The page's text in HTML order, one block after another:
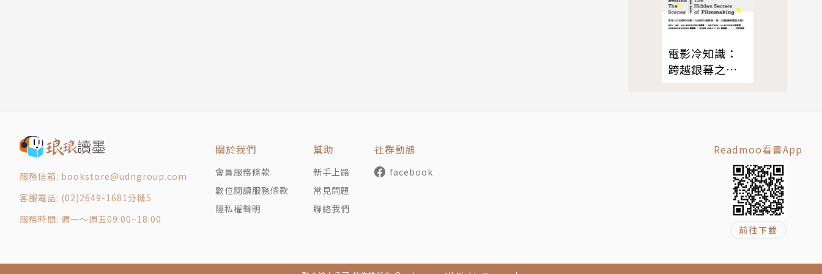
又文、陳劭彥、聶永真、王千睿、夏姿、王俠軍、石大宇、AKIBO李明道、不二良、謝英俊、黃聲遠、竇騰璜張李玉菁、
造「台灣不一樣」的精采故事與想法，帶領讀者認識非看不可的在地指標性設計。
為了發掘更多生活小確幸，書中更邀集50位文創人私推薦，分享他們心中最喜愛的１００個在地好創意＋好空間＋好願
景，集體勾勒出屬於台灣創意的心頭好。他們的好創意從絲瓜架、訓練檳榔西施CPR、天母土地公廟到夜市；好空間有宜
蘭湧泉、台灣高山、安平樹屋到花東縱谷……，原來好靈感就在生活中，好創意天天都在體驗。此外，更力邀六位創意達
葉怡蘭 × PEKOE食品雜貨鋪
iloomi Prairie Lily燭臺
天晴設計事務所 隱形鐘
[DragonFly Gallery] 清庭
[Macro Maison] 有情門設計家具
[Lovely Taiwan] 台灣好，店
穿 WEAR 杜祖業 ─ 穿的設計小散步
電影冷知識：
跨越銀幕之
造祕密
服務信箱: bookstore@udngroup.com
客服電話: (02)2649-1681分機5
服務時間: 週一～週五09:00~18:00
關於我們
會員服務條款
數位閱讀服務條款
隱私權聲明
幫助
新手上路
常見問題
聯絡我們
社群動態
facebook
Readmoo看書App
前往下載